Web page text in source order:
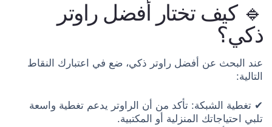
🔹 كيف تختار أفضل راوتر
ذكي؟
عند البحث عن أفضل راوتر ذكي، ضع في اعتبارك النقاط
التالية:
✔ تغطية الشبكة: تأكد من أن الراوتر يدعم تغطية واسعة
تلبي احتياجاتك المنزلية أو المكتبية.